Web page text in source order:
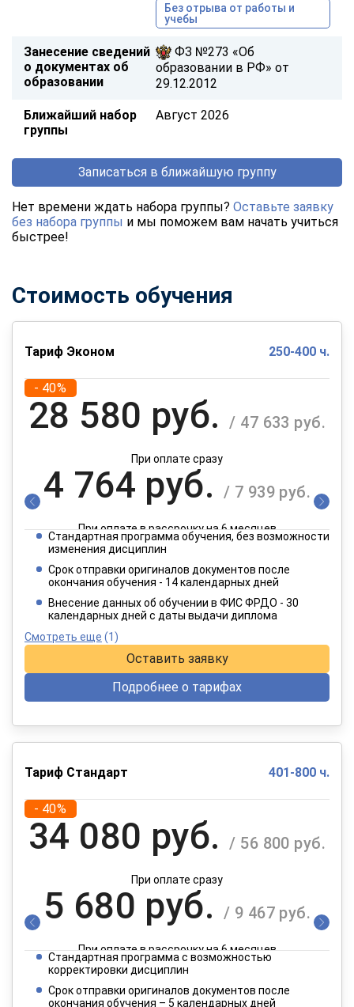
Без отрыва от работы и
учебы
Занесение сведений
о документах об
образовании
ФЗ №273 «Об
образовании в РФ» от
29.12.2012
Ближайший набор
группы
Август 2026
Записаться в ближайшую группу
Нет времени ждать набора группы? Оставьте заявку
без набора группы и мы поможем вам начать учиться
быстрее!
Стоимость обучения
Тариф Эконом 250-400 ч.
- 40%
28 580 руб. / 47 633 руб.
При оплате сразу
4 764 руб. / 7 939 руб.
При оплате в рассрочку на 6 месяцев
2 382 руб.
При оплате в рассрочку на 12 месяцев
Стандартная программа обучения, без возможности
изменения дисциплин
Срок отправки оригиналов документов после
окончания обучения - 14 календарных дней
Внесение данных об обучении в ФИС ФРДО - 30
календарных дней с даты выдачи диплома
Смотреть еще (1)
Оставить заявку
Подробнее о тарифах
Тариф Стандарт 401-800 ч.
- 40%
34 080 руб. / 56 800 руб.
При оплате сразу
5 680 руб. / 9 467 руб.
При оплате в рассрочку на 6 месяцев
2 840 руб.
Стандартная программа с возможностью
корректировки дисциплин
Срок отправки оригиналов документов после
окончания обучения – 5 календарных дней